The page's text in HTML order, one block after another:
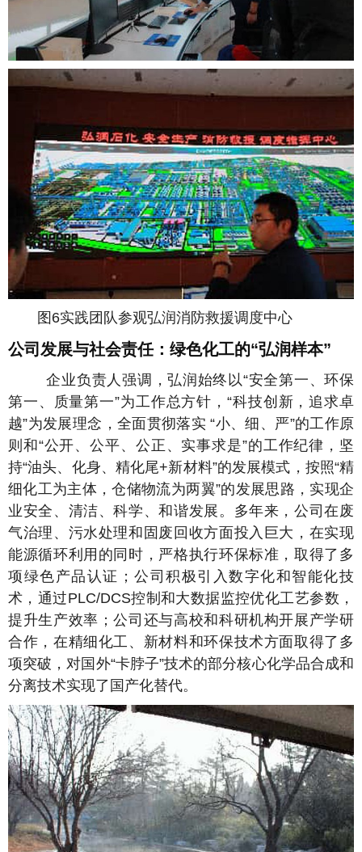
图6实践团队参观弘润消防救援调度中心
公司发展与社会责任：绿色化工的“弘润样本”
企业负责人强调，弘润始终以“安全第一、环保
第一、质量第一”为工作总方针，“科技创新，追求卓
越”为发展理念，全面贯彻落实 “小、细、严”的工作原
则和“公开、公平、公正、实事求是”的工作纪律，坚
持“油头、化身、精化尾+新材料”的发展模式，按照“精
细化工为主体，仓储物流为两翼”的发展思路，实现企
业安全、清洁、科学、和谐发展。多年来，公司在废
气治理、污水处理和固废回收方面投入巨大，在实现
能源循环利用的同时，严格执行环保标准，取得了多
项绿色产品认证；公司积极引入数字化和智能化技
术，通过PLC/DCS控制和大数据监控优化工艺参数，
提升生产效率；公司还与高校和科研机构开展产学研
合作，在精细化工、新材料和环保技术方面取得了多
项突破，对国外“卡脖子”技术的部分核心化学品合成和
分离技术实现了国产化替代。